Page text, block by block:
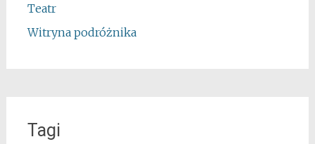
Teatr
Witryna podróżnika
Tagi